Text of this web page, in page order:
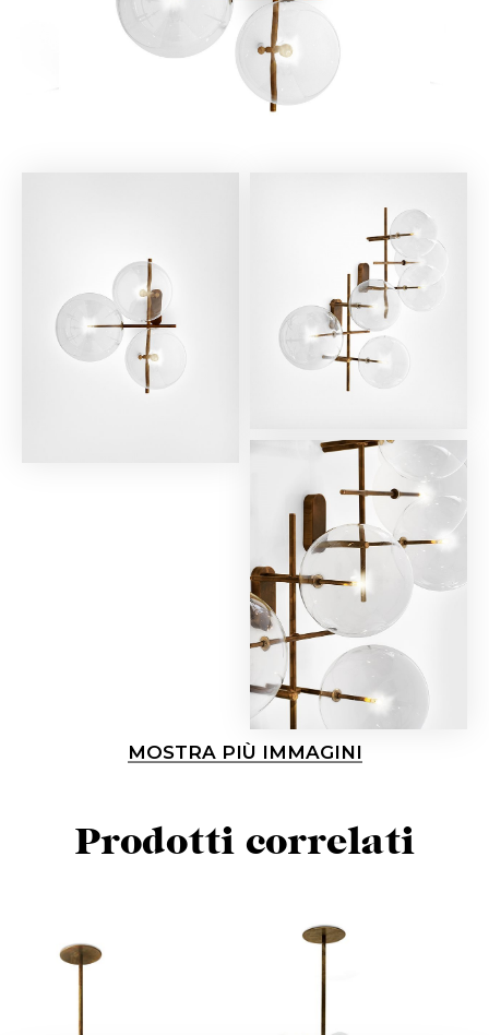
MOSTRA PIÙ IMMAGINI
Prodotti correlati